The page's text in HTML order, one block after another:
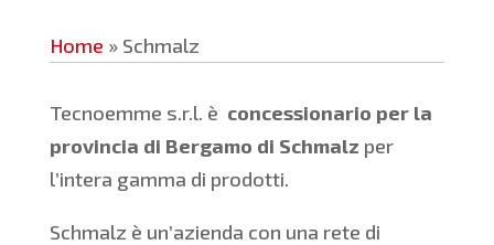
Home » Schmalz
Tecnoemme s.r.l. è concessionario per la
provincia di Bergamo di Schmalz per
l’intera gamma di prodotti.
Schmalz è un’azienda con una rete di